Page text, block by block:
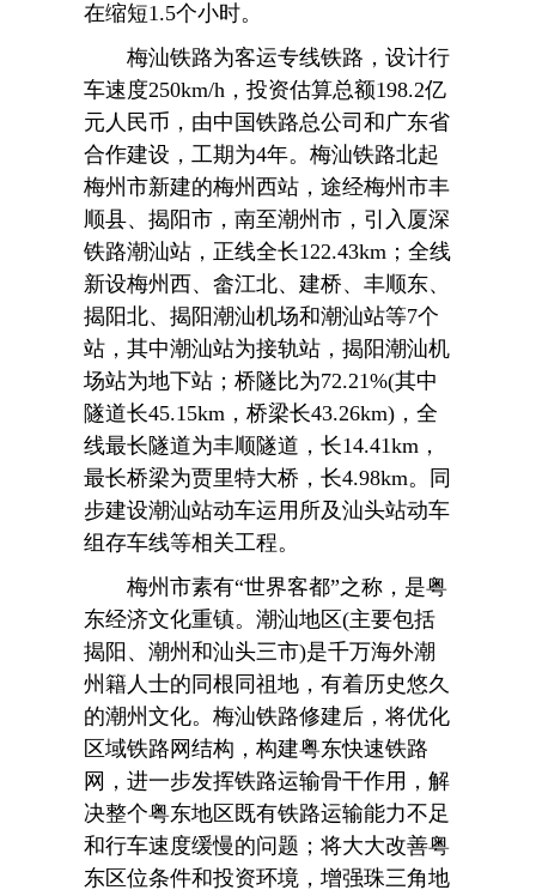
在缩短1.5个小时。
梅汕铁路为客运专线铁路，设计行
车速度250km/h，投资估算总额198.2亿
元人民币，由中国铁路总公司和广东省
合作建设，工期为4年。梅汕铁路北起
梅州市新建的梅州西站，途经梅州市丰
顺县、揭阳市，南至潮州市，引入厦深
铁路潮汕站，正线全长122.43km；全线
新设梅州西、畲江北、建桥、丰顺东、
揭阳北、揭阳潮汕机场和潮汕站等7个
站，其中潮汕站为接轨站，揭阳潮汕机
场站为地下站；桥隧比为72.21%(其中
隧道长45.15km，桥梁长43.26km)，全
线最长隧道为丰顺隧道，长14.41km，
最长桥梁为贾里特大桥，长4.98km。同
步建设潮汕站动车运用所及汕头站动车
组存车线等相关工程。
梅州市素有“世界客都”之称，是粤
东经济文化重镇。潮汕地区(主要包括
揭阳、潮州和汕头三市)是千万海外潮
州籍人士的同根同祖地，有着历史悠久
的潮州文化。梅汕铁路修建后，将优化
区域铁路网结构，构建粤东快速铁路
网，进一步发挥铁路运输骨干作用，解
决整个粤东地区既有铁路运输能力不足
和行车速度缓慢的问题；将大大改善粤
东区位条件和投资环境，增强珠三角地